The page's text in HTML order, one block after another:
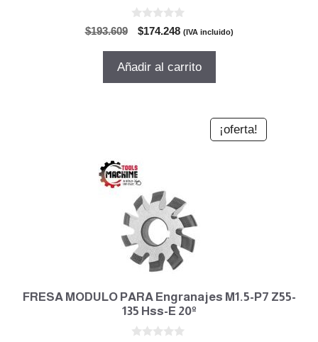
$193.609
El
original
$174.248El
actual
(IVA incluido)
Añadir al carrito
¡oferta!
FRESA MODULO PARA Engranajes M1.5-P7 Z55-
135 Hss-E 20º